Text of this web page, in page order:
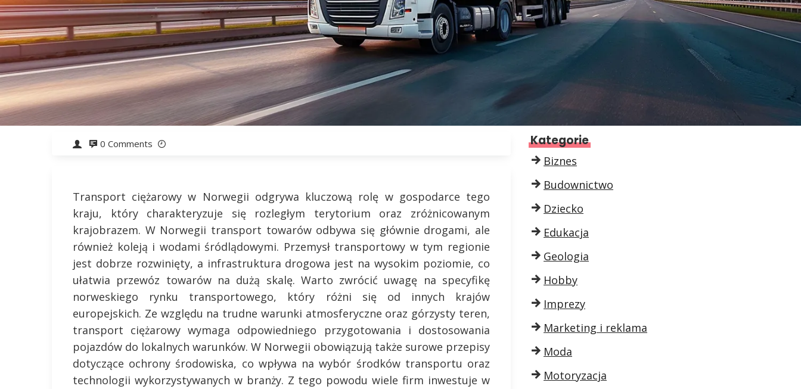
0 Comments
Transport ciężarowy w Norwegii odgrywa kluczową rolę w gospodarce tego
kraju, który charakteryzuje się rozległym terytorium oraz zróżnicowanym
krajobrazem. W Norwegii transport towarów odbywa się głównie drogami, ale
również koleją i wodami śródlądowymi. Przemysł transportowy w tym regionie
jest dobrze rozwinięty, a infrastruktura drogowa jest na wysokim poziomie, co
ułatwia przewóz towarów na dużą skalę. Warto zwrócić uwagę na specyfikę
norweskiego rynku transportowego, który różni się od innych krajów
europejskich. Ze względu na trudne warunki atmosferyczne oraz górzysty teren,
transport ciężarowy wymaga odpowiedniego przygotowania i dostosowania
pojazdów do lokalnych warunków. W Norwegii obowiązują także surowe przepisy
dotyczące ochrony środowiska, co wpływa na wybór środków transportu oraz
technologii wykorzystywanych w branży. Z tego powodu wiele firm inwestuje w
Kategorie
Biznes
Budownictwo
Dziecko
Edukacja
Geologia
Hobby
Imprezy
Marketing i reklama
Moda
Motoryzacja